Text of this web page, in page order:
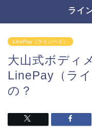
ライ
LinePay（ラインペイ）
大山式ボディ
LinePay（ラ
の？